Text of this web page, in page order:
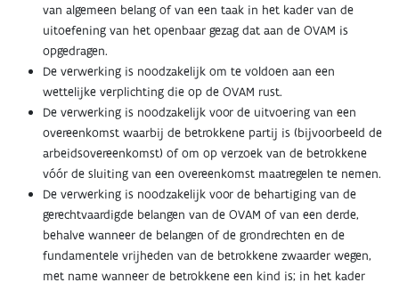
van algemeen belang of van een taak in het kader van de
uitoefening van het openbaar gezag dat aan de OVAM is
opgedragen.
De verwerking is noodzakelijk om te voldoen aan een
wettelijke verplichting die op de OVAM rust.
De verwerking is noodzakelijk voor de uitvoering van een
overeenkomst waarbij de betrokkene partij is (bijvoorbeeld de
arbeidsovereenkomst) of om op verzoek van de betrokkene
vóór de sluiting van een overeenkomst maatregelen te nemen.
De verwerking is noodzakelijk voor de behartiging van de
gerechtvaardigde belangen van de OVAM of van een derde,
behalve wanneer de belangen of de grondrechten en de
fundamentele vrijheden van de betrokkene zwaarder wegen,
met name wanneer de betrokkene een kind is; in het kader